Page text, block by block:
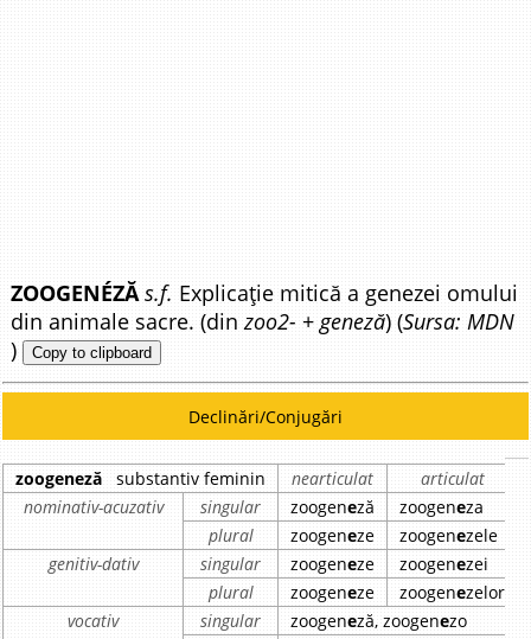
ZOOGENÉZĂ s.f. Explicație mitică a genezei omului
din animale sacre. (dinzoo2- +geneză) (Sursa: MDN
) Copy to clipboard
Declinări/Conjugări
zoogeneză substantiv feminin nearticulat
articulat
nominativ-acuzativ
singular zoogeneză zoogeneza
plural
zoogeneze zoogenezele
genitiv-dativ
singular zoogeneze zoogenezei
plural
zoogeneze zoogenezelor
vocativ
singular zoogeneză, zoogenezo